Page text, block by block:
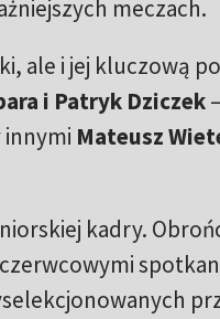
meczach.
ale i jej kluczową
i Patryk Dziczek
innymi Mateusz
kadry.